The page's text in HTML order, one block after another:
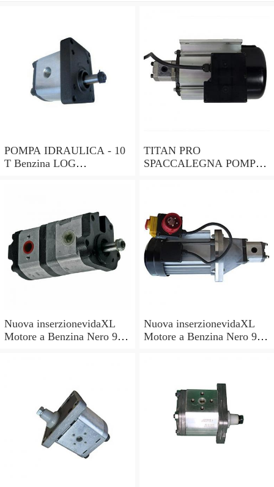
POMPA IDRAULICA - 10
T Benzina LOG
TITAN PRO
SPACCALEGNA POMPA |
Nuova inserzionevidaXL
Motore a Benzina Nero 9,6
Nuova inserzionevidaXL
Motore a Benzina Nero 9,6